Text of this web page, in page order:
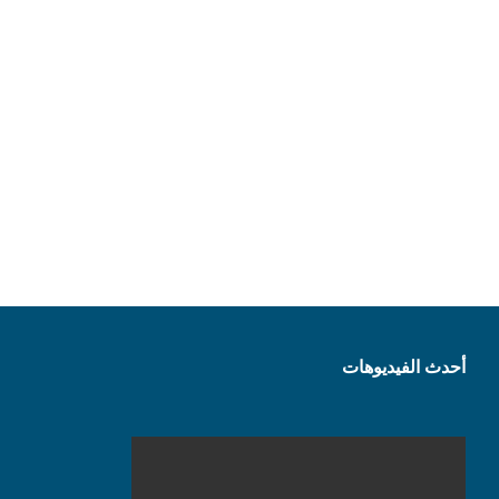
أحدث الفيديوهات